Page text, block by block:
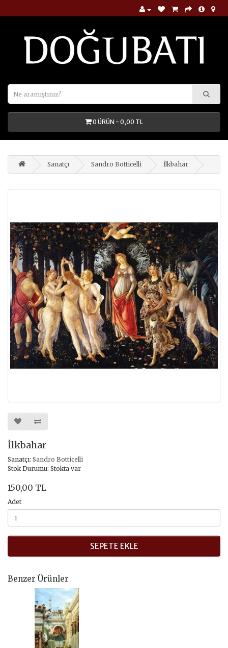
0 ÜRÜN - 0,00 TL
Sanatçı Sandro Botticelli İlkbahar
İlkbahar
Sanatçı: Sandro Botticelli
Stok Durumu: Stokta var
150,00 TL
Adet
SEPETE EKLE
Benzer Ürünler